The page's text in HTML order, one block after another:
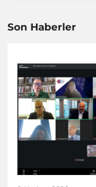
Son Haberler